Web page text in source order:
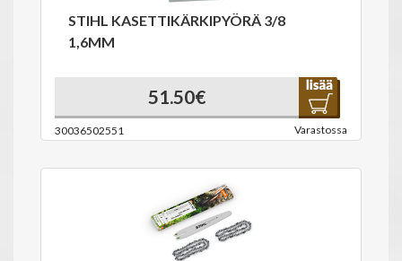
STIHL KASETTIKÄRKIPYÖRÄ 3/8
1,6MM
51.50€
30036502551 Varastossa